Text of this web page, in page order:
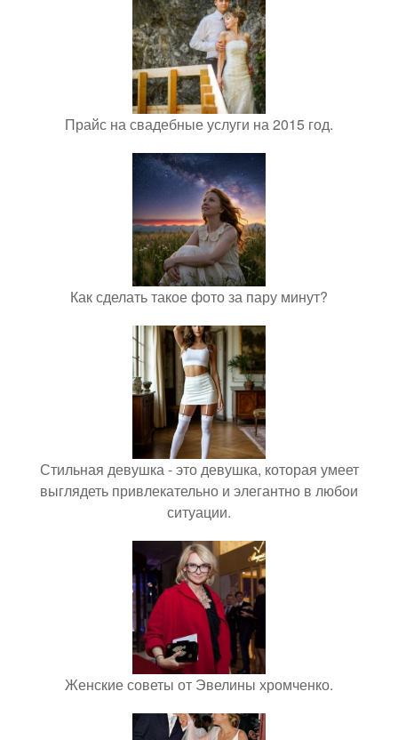
Прайс на свадебные услуги на 2015 год.
Как сделать такое фото за пару минут?
Стильная девушка - это девушка, которая умеет
выглядеть привлекательно и элегантно в любои
ситуации.
Женские советы от Эвелины хромченко.